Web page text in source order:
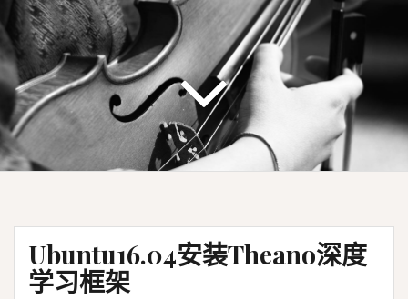
Ubuntu16.04安装Theano深度
学习框架